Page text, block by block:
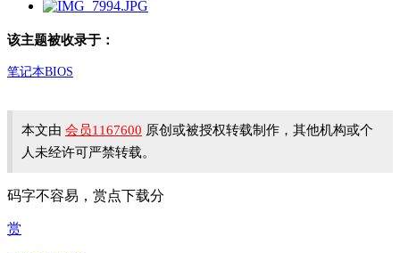
该主题被收录于：
笔记本BIOS
本文由 会员1167600 原创或被授权转载制作，其他机构或个
人未经许可严禁转载。
码字不容易，赏点下载分
赏